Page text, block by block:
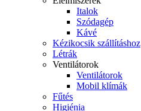
Italok
Szódagép
Kávé
Kézikocsik szállításhoz
Létrák
Ventilátorok
Ventilátorok
Mobil klímák
Fűtés
Higiénia